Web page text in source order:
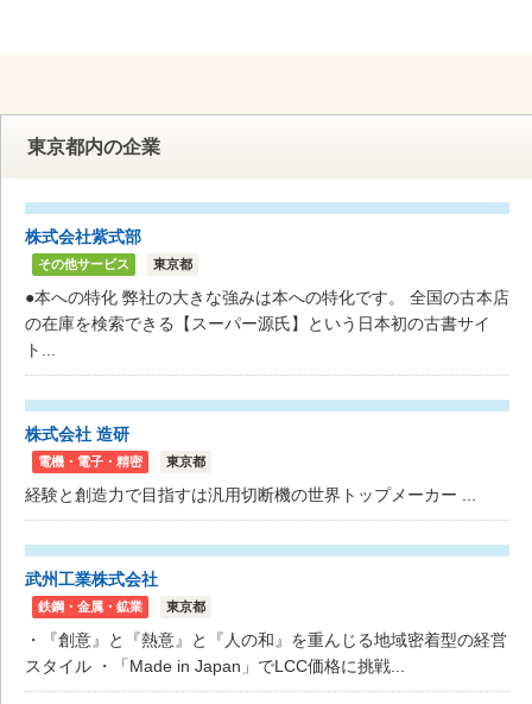
東京都内の企業
株式会社紫式部
その他サービス 東京都
●本への特化 弊社の大きな強みは本への特化です。 全国の古本店
の在庫を検索できる【スーパー源氏】という日本初の古書サイ
ト...
株式会社 造研
電機・電子・精密 東京都
経験と創造力で目指すは汎用切断機の世界トップメーカー ...
武州工業株式会社
鉄鋼・金属・鉱業 東京都
・『創意』と『熱意』と『人の和』を重んじる地域密着型の経営
スタイル ・「Made in Japan」でLCC価格に挑戦...